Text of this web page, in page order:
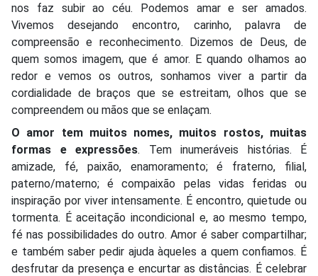
nos faz subir ao céu. Podemos amar e ser amados.
Vivemos desejando encontro, carinho, palavra de
compreensão e reconhecimento. Dizemos de Deus, de
quem somos imagem, que é amor. E quando olhamos ao
redor e vemos os outros, sonhamos viver a partir da
cordialidade de braços que se estreitam, olhos que se
compreendem ou mãos que se enlaçam.
O amor tem muitos nomes, muitos rostos, muitas
formas e expressões. Tem inumeráveis histórias. É
amizade, fé, paixão, enamoramento; é fraterno, filial,
paterno/materno; é compaixão pelas vidas feridas ou
inspiração por viver intensamente. É encontro, quietude ou
tormenta. É aceitação incondicional e, ao mesmo tempo,
fé nas possibilidades do outro. Amor é saber compartilhar;
e também saber pedir ajuda àqueles a quem confiamos. É
desfrutar da presença e encurtar as distâncias. É celebrar